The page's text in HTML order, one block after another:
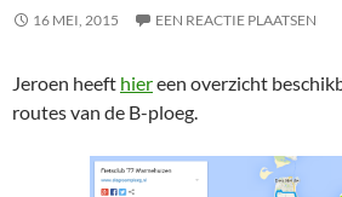
16 MEI, 2015 EEN REACTIE PLAATSEN
Jeroen heeft hiereen overzicht
routes van de B-ploeg.